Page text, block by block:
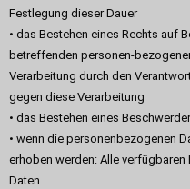
Festlegung dieser Dauer
• das Bestehen eines Rechts auf
betreffenden personen-
Verarbeitung durch den
gegen diese Verarbeitung
• das Bestehen eines
• wenn die personenbezogenen
erhoben werden: Alle
Daten